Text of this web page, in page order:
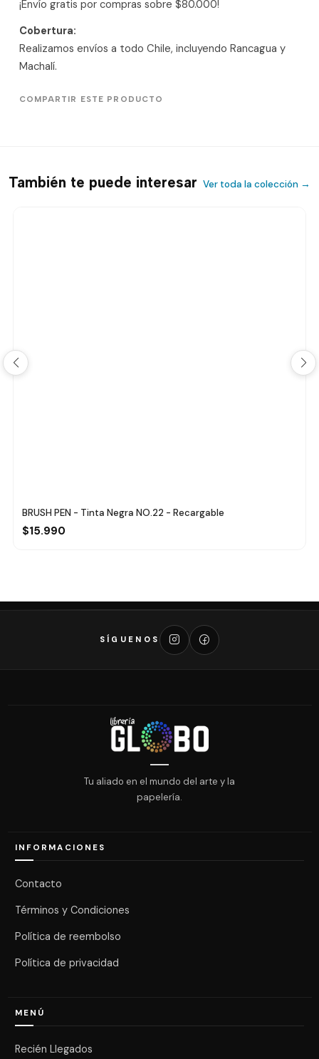
¡Envío gratis por compras sobre $80.000!
Cobertura:
Realizamos envíos a todo Chile, incluyendo Rancagua y
Machalí.
COMPARTIR ESTE PRODUCTO
También te puede interesar Ver toda la colección →
BRUSH PEN - Tinta Negra NO.22 - Recargable
$15.990
SÍGUENOS
Tu aliado en el mundo del arte y la
papelería.
INFORMACIONES
Contacto
Términos y Condiciones
Política de reembolso
Política de privacidad
MENÚ
Recién Llegados